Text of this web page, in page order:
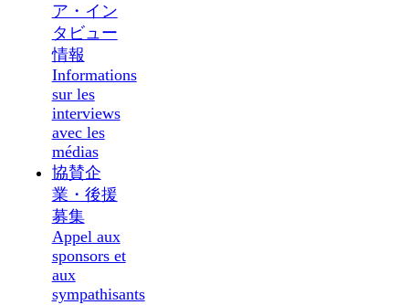
ア・イン
タビュー
情報
Informations
sur les
interviews
avec les
médias
協賛企
業・後援
募集
Appel aux
sponsors et
aux
sympathisants